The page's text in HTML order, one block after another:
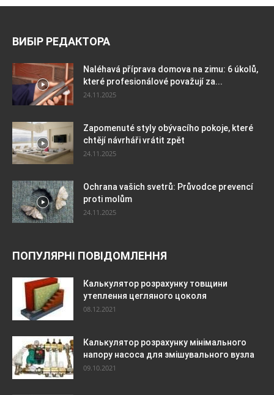
ВИБІР РЕДАКТОРА
Naléhavá příprava domova na zimu: 6 úkolů,
které profesionálové považují za...
24.11.2025
Zapomenuté styly obývacího pokoje, které
chtějí návrháři vrátit zpět
24.11.2025
Ochrana vašich svetrů: Průvodce prevencí
proti molům
24.11.2025
ПОПУЛЯРНІ ПОВІДОМЛЕННЯ
Калькулятор розрахунку товщини
утеплення цегляного цоколя
08.12.2021
Калькулятор розрахунку мінімального
напору насоса для змішувального вузла
09.10.2021